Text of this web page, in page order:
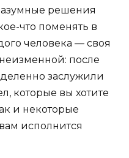
что поменять в
человека — своя
после
заслужили
которые вы хотите
и некоторые
исполнится